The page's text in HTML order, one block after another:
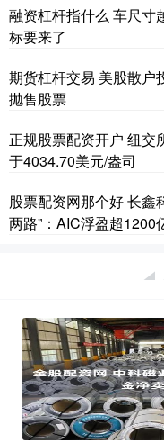
融资杠杆指什么 车尺寸
标要来了
期货杠杆交易 美股散户
抛售股票
正规股票配资开户 纽交
于4034.70美元/盎司
股票配资网那个好 长鑫
两路”：AIC浮盈超